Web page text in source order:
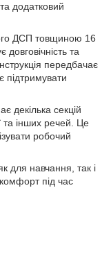
додатковий
ДСП товщиною 16
та
передбачає
підтримувати
декілька секцій
та інших речей. Це
робочий
для навчання, так і
під час